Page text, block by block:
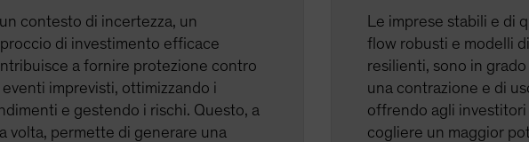
un contesto di incertezza, un
di investimento efficace
a fornire protezione contro
eventi imprevisti, ottimizzando i
e gestendo i rischi. Questo, a
volta, permette di generare una
Le imprese stabili e di
flow robusti e modelli
resilienti, sono in
una contrazione e di
offrendo agli investitori
cogliere un maggior